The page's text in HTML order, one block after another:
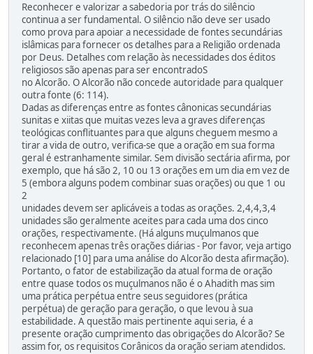
Reconhecer e valorizar a sabedoria por trás do silêncio
continua a ser fundamental. O silêncio não deve ser usado
como prova para apoiar a necessidade de fontes secundárias
islâmicas para fornecer os detalhes para a Religião ordenada
por Deus. Detalhes com relação às necessidades dos éditos
religiosos são apenas para ser encontradoS
no Alcorão. O Alcorão não concede autoridade para qualquer
outra fonte (6: 114).
Dadas as diferenças entre as fontes cânonicas secundárias
sunitas e xiitas que muitas vezes leva a graves diferenças
teológicas conflituantes para que alguns cheguem mesmo a
tirar a vida de outro, verifica-se que a oração em sua forma
geral é estranhamente similar. Sem divisão sectária afirma, por
exemplo, que há são 2, 10 ou 13 orações em um dia em vez de
5 (embora alguns podem combinar suas orações) ou que 1 ou
2
unidades devem ser aplicáveis a todas as orações. 2,4,4,3,4
unidades são geralmente aceites para cada uma dos cinco
orações, respectivamente. (Há alguns muçulmanos que
reconhecem apenas três orações diárias - Por favor, veja artigo
relacionado [10] para uma análise do Alcorão desta afirmação).
Portanto, o fator de estabilização da atual forma de oração
entre quase todos os muçulmanos não é o Ahadith mas sim
uma prática perpétua entre seus seguidores (prática
perpétua) de geração para geração, o que levou à sua
estabilidade. A questão mais pertinente aqui seria, é a
presente oração cumprimento das obrigações do Alcorão? Se
assim for, os requisitos Corânicos da oração seriam atendidos.